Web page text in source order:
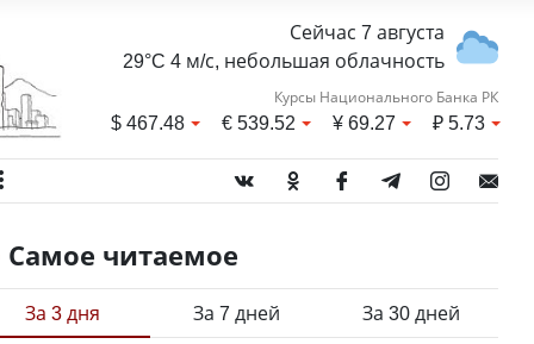
Сейчас 7 августа
29°C 4 м/с, небольшая облачность
Курсы Национального Банка РК
$467.48 €539.52 ¥69.27 ₽5.73
Самое читаемое
За 3 дня За 7 дней За 30 дней